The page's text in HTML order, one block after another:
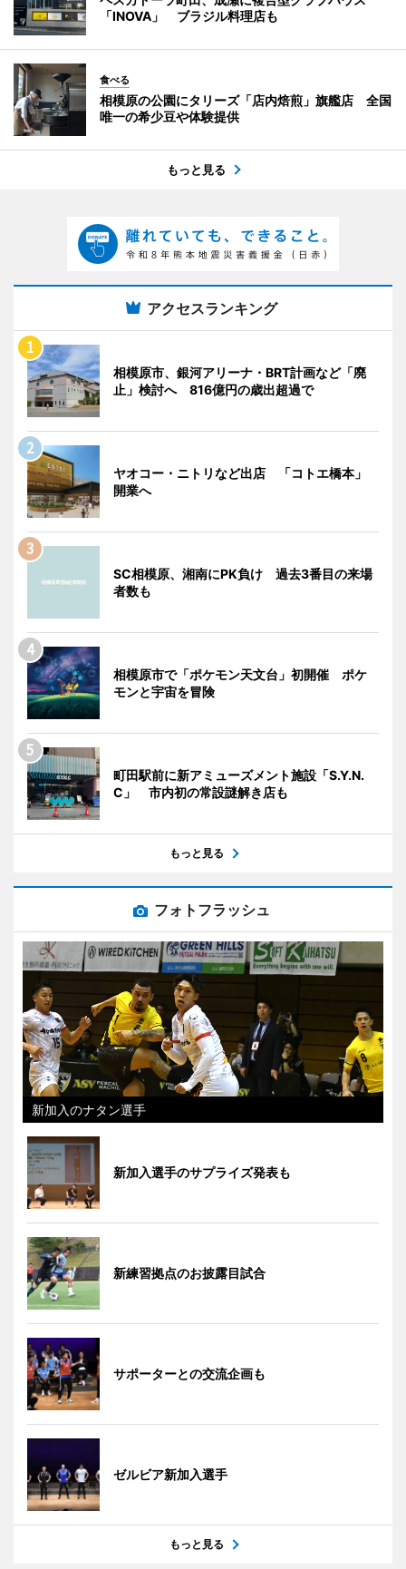
「INOVA」 ブラジル料理店も
食べる
相模原の公園にタリーズ「店内焙煎」旗艦店 全国
唯一の希少豆や体験提供
もっと見る
アクセスランキング
相模原市、銀河アリーナ・BRT計画など「廃
止」検討へ 816億円の歳出超過で
ヤオコー・ニトリなど出店 「コトエ橋本」
開業へ
SC相模原、湘南にPK負け 過去3番目の来場
者数も
相模原市で「ポケモン天文台」初開催 ポケ
モンと宇宙を冒険
町田駅前に新アミューズメント施設「S.Y.N.
C」 市内初の常設謎解き店も
もっと見る
フォトフラッシュ
新加入のナタン選手
新加入選手のサプライズ発表も
新練習拠点のお披露目試合
サポーターとの交流企画も
ゼルビア新加入選手
もっと見る